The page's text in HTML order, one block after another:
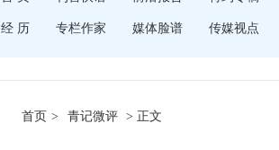
经 历 专栏作家 媒体脸谱 传媒视点
首页 > 青记微评 > 正文